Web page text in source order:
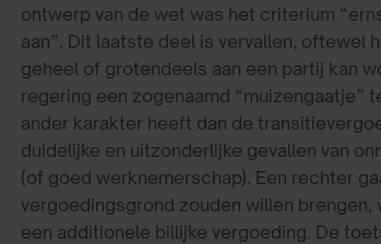
ontwerp van de wet was het criterium
aan”. Dit laatste deel is vervallen,
geheel of grotendeels aan een partij kan
regering een zogenaamd “muizengaatje”
ander karakter heeft dan de
duidelijke en uitzonderlijke gevallen van
(of goed werknemerschap). Een rechter
vergoedingsgrond zouden willen
een additionele billijke vergoeding. De